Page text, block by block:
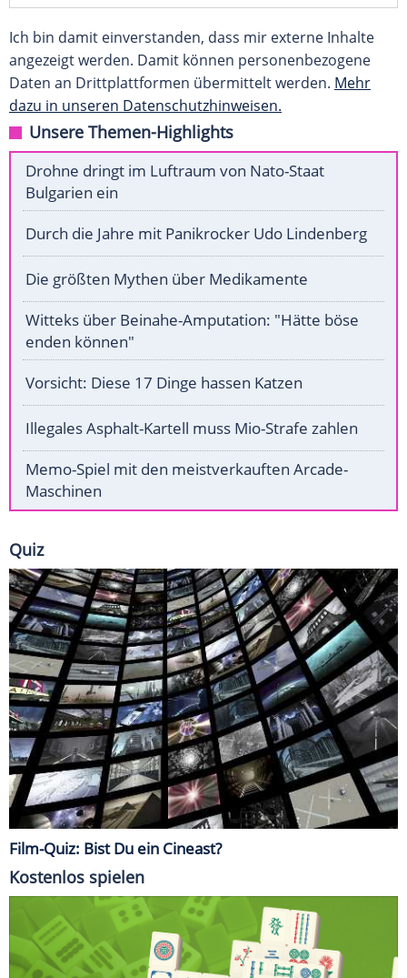
Ich bin damit einverstanden, dass mir externe Inhalte
angezeigt werden. Damit können personenbezogene
Daten an Drittplattformen übermittelt werden. Mehr
dazu in unseren Datenschutzhinweisen.
Unsere Themen-Highlights
Drohne dringt im Luftraum von Nato-Staat
Bulgarien ein
Durch die Jahre mit Panikrocker Udo Lindenberg
Die größten Mythen über Medikamente
Witteks über Beinahe-Amputation: "Hätte böse
enden können"
Vorsicht: Diese 17 Dinge hassen Katzen
Illegales Asphalt-Kartell muss Mio-Strafe zahlen
Memo-Spiel mit den meistverkauften Arcade-
Maschinen
Quiz
Film-Quiz: Bist Du ein Cineast?
Kostenlos spielen